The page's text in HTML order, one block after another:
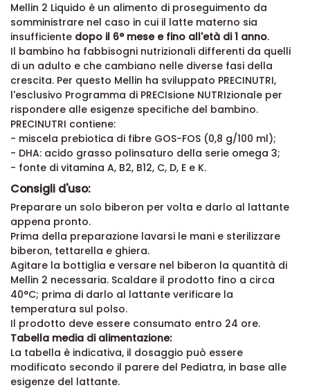
Mellin 2 Liquido è un alimento di proseguimento da
somministrare nel caso in cui il latte materno sia
insufficiente dopo il 6° mese e fino all'età di 1 anno.
Il bambino ha fabbisogni nutrizionali differenti da quelli
di un adulto e che cambiano nelle diverse fasi della
crescita. Per questo Mellin ha sviluppato PRECINUTRI,
l'esclusivo Programma di PRECIsione NUTRIzionale per
rispondere alle esigenze specifiche del bambino.
PRECINUTRI contiene:
- miscela prebiotica di fibre GOS-FOS (0,8 g/100 ml);
- DHA: acido grasso polinsaturo della serie omega 3;
- fonte di vitamina A, B2, B12, C, D, E e K.
Consigli d'uso:
Preparare un solo biberon per volta e darlo al lattante
appena pronto.
Prima della preparazione lavarsi le mani e sterilizzare
biberon, tettarella e ghiera.
Agitare la bottiglia e versare nel biberon la quantità di
Mellin 2 necessaria. Scaldare il prodotto fino a circa
40°C; prima di darlo al lattante verificare la
temperatura sul polso.
Il prodotto deve essere consumato entro 24 ore.
Tabella media di alimentazione:
La tabella è indicativa, il dosaggio può essere
modificato secondo il parere del Pediatra, in base alle
esigenze del lattante.